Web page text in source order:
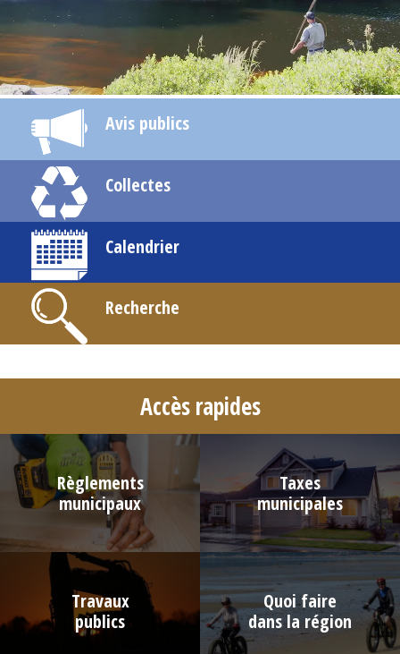
Avis publics
Collectes
Calendrier
Recherche
Accès rapides
Règlements
municipaux
Taxes
municipales
Travaux
publics
Quoi faire
dans la région